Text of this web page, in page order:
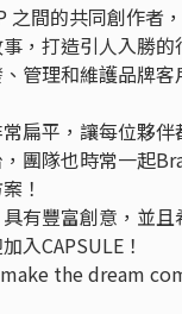
之間的共同創作者
，打造引人入勝的
管理和維護品牌客
扁平，讓每位夥
團隊也時常一起
！
有豐富創意，並
入CAPSULE！
the dream